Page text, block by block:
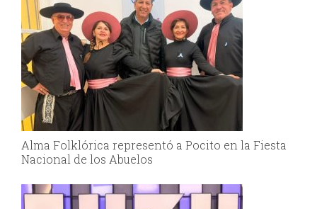
Alma Folklórica representó a Pocito en la Fiesta
Nacional de los Abuelos